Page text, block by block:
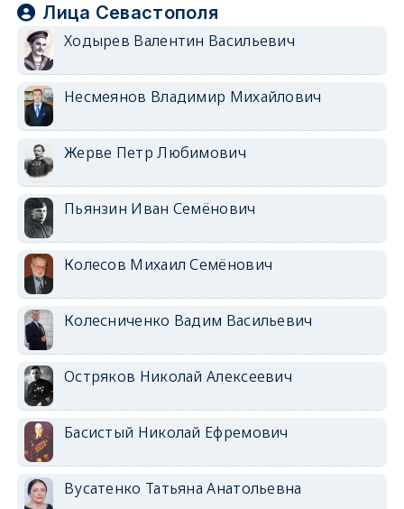
Лица Севастополя
Ходырев Валентин Васильевич
Несмеянов Владимир Михайлович
Жерве Петр Любимович
Пьянзин Иван Семёнович
Колесов Михаил Семёнович
Колесниченко Вадим Васильевич
Остряков Николай Алексеевич
Басистый Николай Ефремович
Вусатенко Татьяна Анатольевна